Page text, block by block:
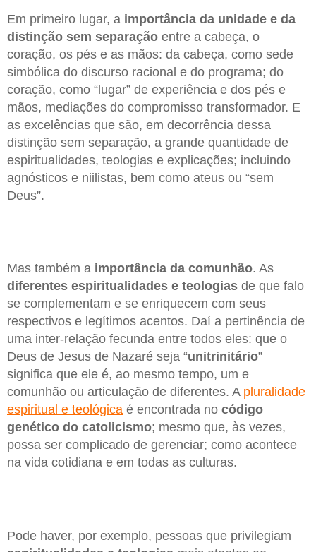
Em primeiro lugar, a importância da unidade e da
distinção sem separação entre a cabeça, o
coração, os pés e as mãos: da cabeça, como sede
simbólica do discurso racional e do programa; do
coração, como “lugar” de experiência e dos pés e
mãos, mediações do compromisso transformador. E
as excelências que são, em decorrência dessa
distinção sem separação, a grande quantidade de
espiritualidades, teologias e explicações; incluindo
agnósticos e niilistas, bem como ateus ou “sem
Deus”.
Mas também a importância da comunhão. As
diferentes espiritualidades e teologias de que falo
se complementam e se enriquecem com seus
respectivos e legítimos acentos. Daí a pertinência de
uma inter-relação fecunda entre todos eles: que o
Deus de Jesus de Nazaré seja “unitrinitário”
significa que ele é, ao mesmo tempo, um e
comunhão ou articulação de diferentes. A pluralidade
espiritual e teológica é encontrada no código
genético do catolicismo; mesmo que, às vezes,
possa ser complicado de gerenciar; como acontece
na vida cotidiana e em todas as culturas.
Pode haver, por exemplo, pessoas que privilegiam